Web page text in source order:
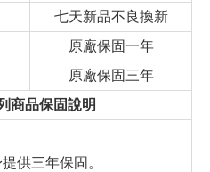
七天新品不良換新
原廠保固一年
原廠保固三年
商品保固說明
供三年保固。